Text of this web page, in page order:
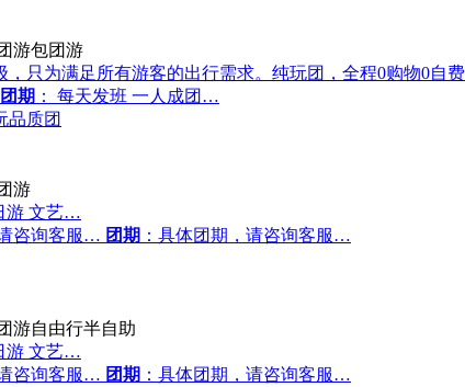
游包团游
只为满足所有游客的出行需求。纯玩团，全程0购物0自
团期 ： 每天发班 一人成团…
品质团
游
游 文艺…
咨询客服… 团期 ：具体团期，请咨询客服…
游自由行半自助
游 文艺…
咨询客服… 团期 ：具体团期，请咨询客服…